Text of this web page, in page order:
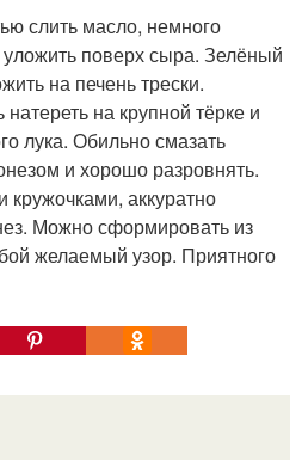
слить масло, немного
уложить поверх сыра. Зелёный
на печень трески.
на крупной тёрке и
лука. Обильно смазать
и хорошо разровнять.
кружочками, аккуратно
Можно сформировать из
желаемый узор. Приятного